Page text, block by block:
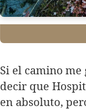
Si el camino
decir que
en absoluto,